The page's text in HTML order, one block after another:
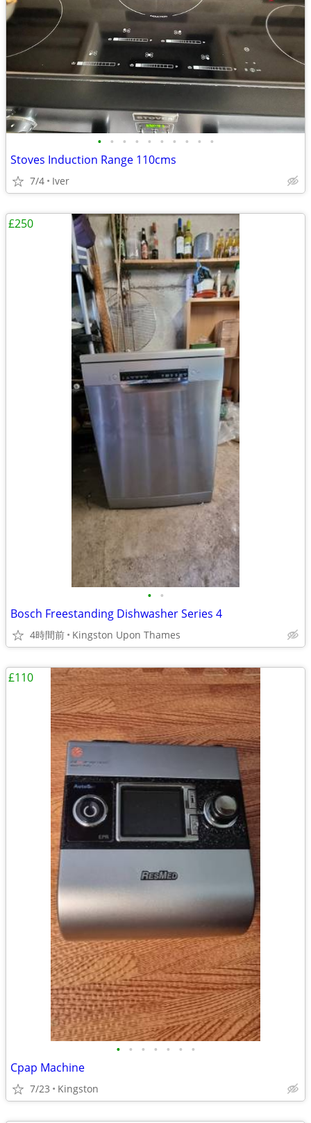
• • • • • • • • • •
Stoves Induction Range 110cms
7/4 Iver
• •
Bosch Freestanding Dishwasher Series 4
4時間前 Kingston Upon Thames
£250
• • • • • • •
Cpap Machine
7/23 Kingston
£110